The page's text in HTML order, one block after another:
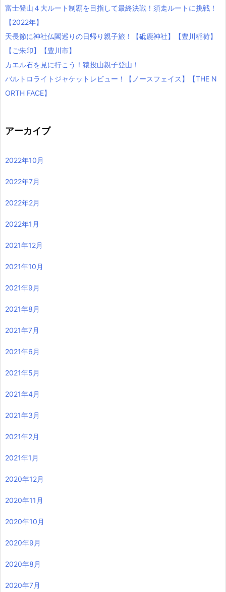
富士登山４大ルート制覇を目指して最終決戦！須走ルートに挑戦！
【2022年】
天長節に神社仏閣巡りの日帰り親子旅！【砥鹿神社】【豊川稲荷】
【ご朱印】【豊川市】
カエル石を見に行こう！猿投山親子登山！
バルトロライトジャケットレビュー！【ノースフェイス】【THE N
ORTH FACE】
アーカイブ
2022年10月
2022年7月
2022年2月
2022年1月
2021年12月
2021年10月
2021年9月
2021年8月
2021年7月
2021年6月
2021年5月
2021年4月
2021年3月
2021年2月
2021年1月
2020年12月
2020年11月
2020年10月
2020年9月
2020年8月
2020年7月